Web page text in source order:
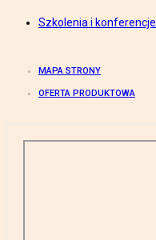
Szkolenia i konferencje
MAPA STRONY
OFERTA PRODUKTOWA